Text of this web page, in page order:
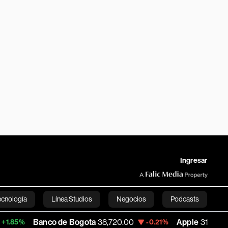
Ingresar
Línea Studios Negocios Podcasts
English
de Bogota 38,720.00 -0.21% Apple 310.94 +0.55%